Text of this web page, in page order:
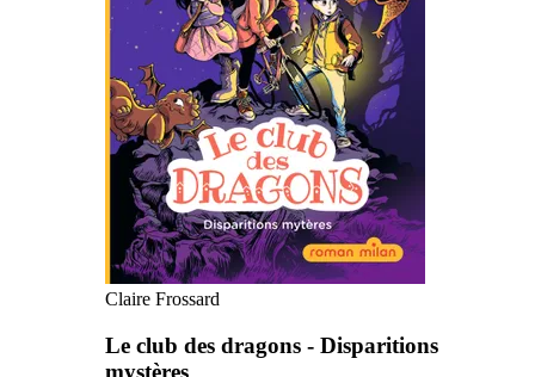
Claire Frossard
Le club des dragons - Disparitions
mystères